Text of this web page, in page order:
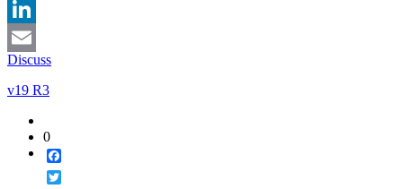
Twitter
LinkedIn
Email
Discuss
v19 R3
0